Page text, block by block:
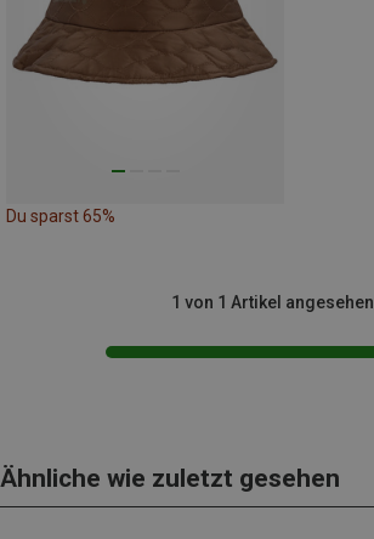
Du sparst 65%
1 von 1 Artikel angesehen
Ähnliche wie zuletzt gesehen